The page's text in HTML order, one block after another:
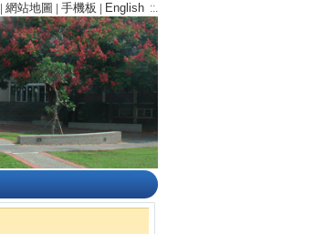
網站地圖 手機板 English::.